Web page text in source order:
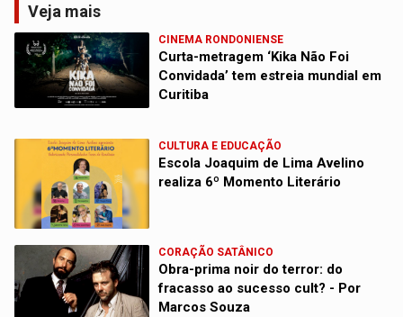
Veja mais
CINEMA RONDONIENSE
Curta-metragem ‘Kika Não Foi
Convidada’ tem estreia mundial em
Curitiba
CULTURA E EDUCAÇÃO
Escola Joaquim de Lima Avelino
realiza 6º Momento Literário
CORAÇÃO SATÂNICO
Obra-prima noir do terror: do
fracasso ao sucesso cult? - Por
Marcos Souza